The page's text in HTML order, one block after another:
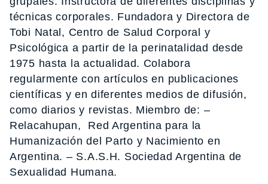
técnicas corporales. Fundadora y Directora de
Tobi Natal, Centro de Salud Corporal y
Psicológica a partir de la perinatalidad desde
1975 hasta la actualidad. Colabora
regularmente con artículos en publicaciones
científicas y en diferentes medios de difusión,
como diarios y revistas. Miembro de: –
Relacahupan, Red Argentina para la
Humanización del Parto y Nacimiento en
Argentina. – S.A.S.H. Sociedad Argentina de
Sexualidad Humana.